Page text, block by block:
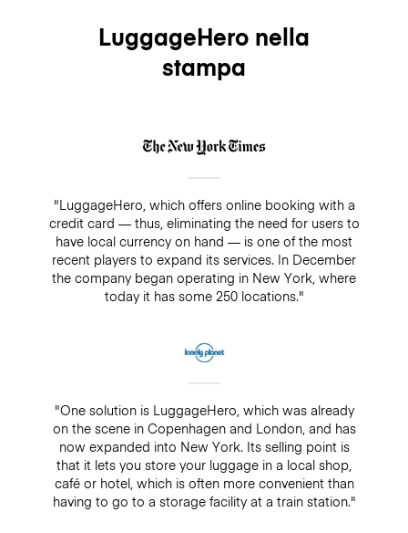
LuggageHero nella
stampa
"LuggageHero, which offers online booking with a
credit card — thus, eliminating the need for users to
have local currency on hand — is one of the most
recent players to expand its services. In December
the company began operating in New York, where
today it has some 250 locations."
"One solution is LuggageHero, which was already
on the scene in Copenhagen and London, and has
now expanded into New York. Its selling point is
that it lets you store your luggage in a local shop,
café or hotel, which is often more convenient than
having to go to a storage facility at a train station."